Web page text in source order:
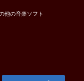
他の音楽ソフト